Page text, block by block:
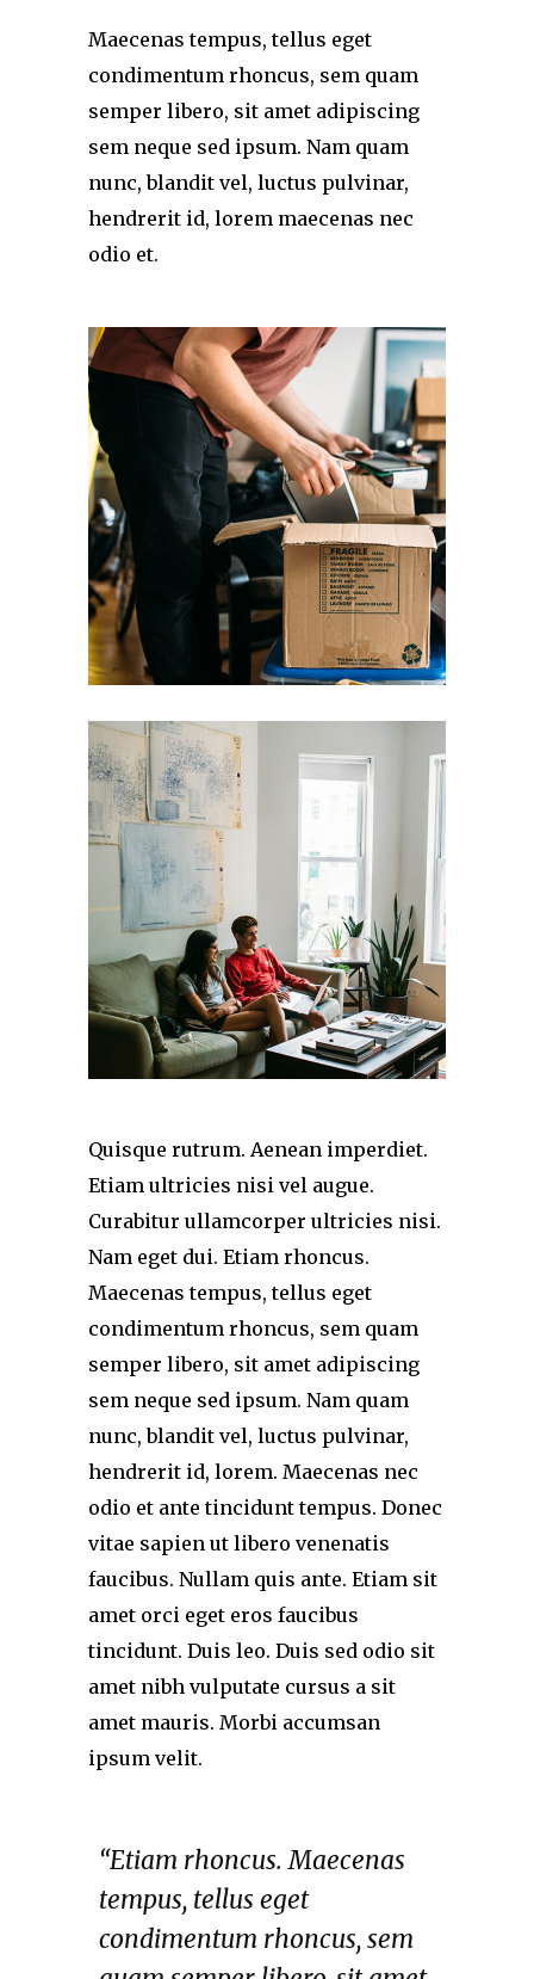
Maecenas tempus, tellus eget
condimentum rhoncus, sem quam
semper libero, sit amet adipiscing
sem neque sed ipsum. Nam quam
nunc, blandit vel, luctus pulvinar,
hendrerit id, lorem maecenas nec
odio et.
Quisque rutrum. Aenean imperdiet.
Etiam ultricies nisi vel augue.
Curabitur ullamcorper ultricies nisi.
Nam eget dui. Etiam rhoncus.
Maecenas tempus, tellus eget
condimentum rhoncus, sem quam
semper libero, sit amet adipiscing
sem neque sed ipsum. Nam quam
nunc, blandit vel, luctus pulvinar,
hendrerit id, lorem. Maecenas nec
odio et ante tincidunt tempus. Donec
vitae sapien ut libero venenatis
faucibus. Nullam quis ante. Etiam sit
amet orci eget eros faucibus
tincidunt. Duis leo. Duis sed odio sit
amet nibh vulputate cursus a sit
amet mauris. Morbi accumsan
ipsum velit.
“Etiam rhoncus. Maecenas
tempus, tellus eget
condimentum rhoncus, sem